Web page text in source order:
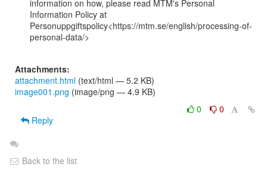
information on how, please read MTM's Personal
Information Policy at
Personuppgiftspolicy<https://mtm.se/english/processing-of-
personal-data/>
Attachments:
attachment.html (text/html — 5.2 KB)
image001.png (image/png — 4.9 KB)
0
0
Reply
Back to the list